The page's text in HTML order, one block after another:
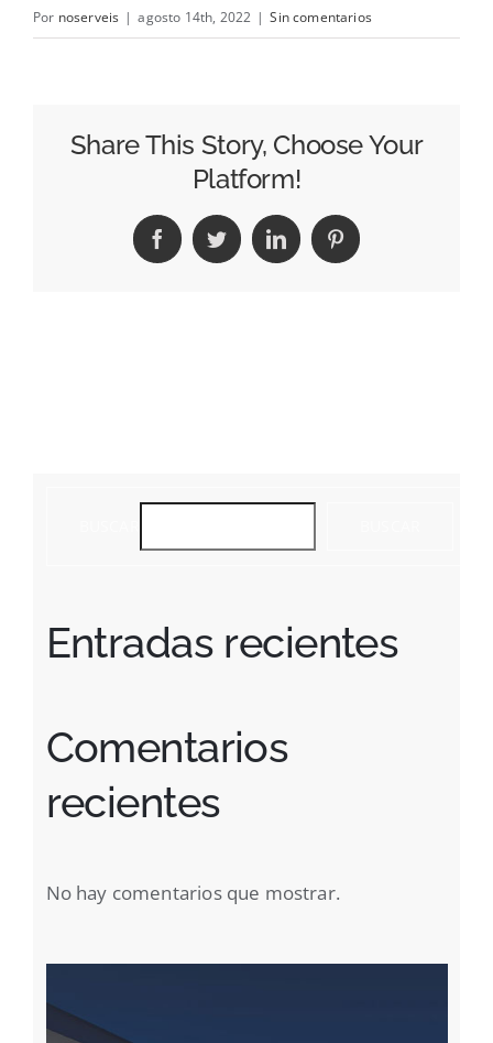
Por noserveis | agosto 14th, 2022 | Sin comentarios
Share This Story, Choose Your
Platform!
FacebookTwitterLinkedInPinterest
Entradas recientes
Comentarios
recientes
No hay comentarios que mostrar.